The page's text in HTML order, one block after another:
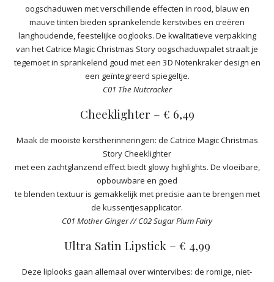
oogschaduwen met verschillende effecten in rood, blauw en
mauve tinten bieden sprankelende kerstvibes en creëren
langhoudende, feestelijke ooglooks. De kwalitatieve verpakking
van het Catrice Magic Christmas Story oogschaduwpalet straalt je
tegemoet in sprankelend goud met een 3D Notenkraker design en
een geïntegreerd spiegeltje.
C01 The Nutcracker
Cheeklighter – € 6,49
Maak de mooiste kerstherinneringen: de Catrice Magic Christmas
Story Cheeklighter
met een zachtglanzend effect biedt glowy highlights. De vloeibare,
opbouwbare en goed
te blenden textuur is gemakkelijk met precisie aan te brengen met
de kussentjesapplicator.
C01 Mother Ginger // C02 Sugar Plum Fairy
Ultra Satin Lipstick – € 4,99
Deze liplooks gaan allemaal over wintervibes: de romige, niet-